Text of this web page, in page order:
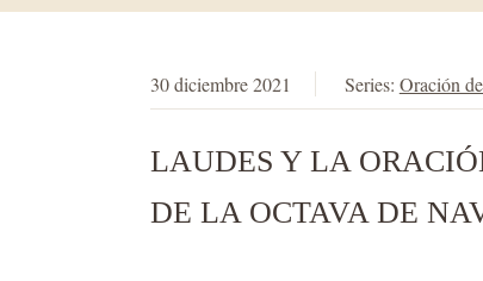
30 diciembre 2021 Series: Oración
LAUDES Y LA
DE LA OCTAVA DE